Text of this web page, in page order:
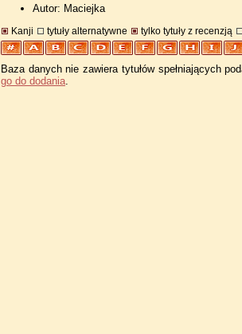
Autor: Maciejka
Kanji tytuły alternatywne tylko tytuły z recenzją
Baza danych nie zawiera tytułów spełniających
go do dodania.